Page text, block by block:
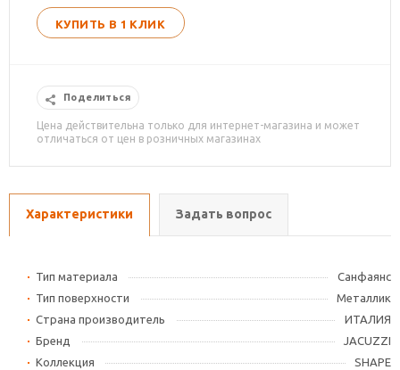
КУПИТЬ В 1 КЛИК
Поделиться
Цена действительна только для интернет-магазина и может
отличаться от цен в розничных магазинах
Характеристики Задать вопрос
Тип материала
Cанфаянс
Тип поверхности
Металлик
Страна производитель
ИТАЛИЯ
Бренд
JACUZZI
Коллекция
SHAPE